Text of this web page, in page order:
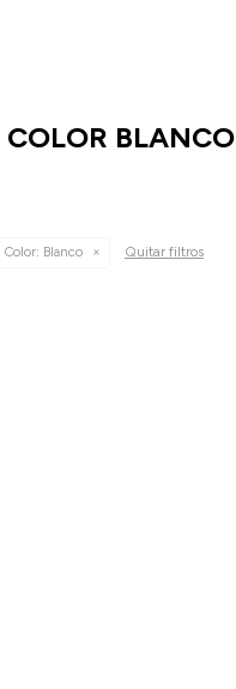
BLANCO
Color: Blanco Quitar filtros